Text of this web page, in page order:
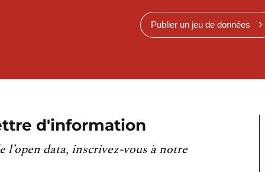
Publier un jeu de données
d'information
l’open data, inscrivez-vous à notre